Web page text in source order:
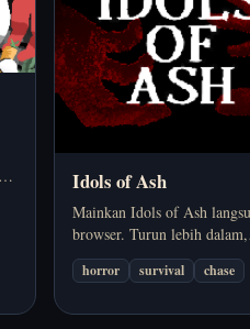
Idols of Ash
Mainkan Idols of Ash
browser. Turun lebih dalam,
bergerak lebih cepat, dan
bertahan hidup dari tekanan
horror survival chase